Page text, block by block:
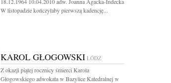
W listopadzie kończyłaby pierwszą kadencję...
KAROL GŁOGOWSKI ŁÓDŹ
Z okazji piątej rocznicy śmierci Karola
Głogowskiego adwokata w Bazylice Katedralnej w